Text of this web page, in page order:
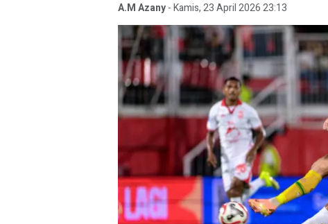
A.M Azany-Kamis, 23 April 2026 23:13